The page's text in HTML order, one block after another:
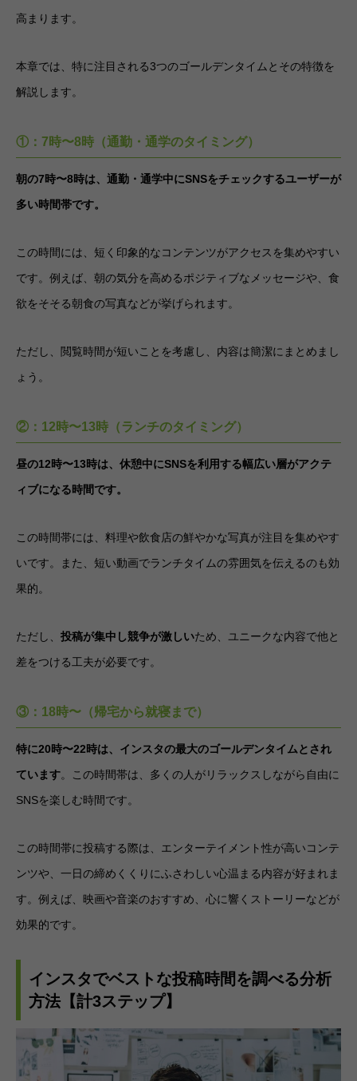
高まります。
本章では、特に注目される3つのゴールデンタイムとその特徴を
解説します。
①：7時〜8時（通勤・通学のタイミング）
朝の7時〜8時は、通勤・通学中にSNSをチェックするユーザーが
多い時間帯です。
この時間には、短く印象的なコンテンツがアクセスを集めやすい
です。例えば、朝の気分を高めるポジティブなメッセージや、食
欲をそそる朝食の写真などが挙げられます。
ただし、閲覧時間が短いことを考慮し、内容は簡潔にまとめまし
ょう。
②：12時〜13時（ランチのタイミング）
昼の12時〜13時は、休憩中にSNSを利用する幅広い層がアクテ
ィブになる時間です。
この時間帯には、料理や飲食店の鮮やかな写真が注目を集めやす
いです。また、短い動画でランチタイムの雰囲気を伝えるのも効
果的。
ただし、 投稿が集中し競争が激しいため、ユニークな内容で他と
差をつける工夫が必要です。
③：18時〜（帰宅から就寝まで）
特に20時〜22時は、インスタの最大のゴールデンタイムとされ
ています。この時間帯は、多くの人がリラックスしながら自由に
SNSを楽しむ時間です。
この時間帯に投稿する際は、エンターテイメント性が高いコンテ
ンツや、一日の締めくくりにふさわしい心温まる内容が好まれま
す。例えば、映画や音楽のおすすめ、心に響くストーリーなどが
効果的です。
インスタでベストな投稿時間を調べる分析
方法【計3ステップ】